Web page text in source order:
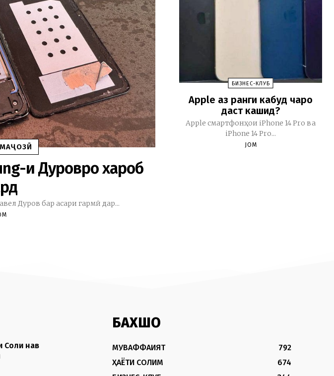
и Дуровро хароб
Дуров бар асари гармӣ дар...
БИЗНЕС-КЛУБ
Apple аз ранги кабуд чаро
даст кашид?
Apple смартфонҳои iPhone 14 Pro ва
iPhone 14 Pro...
JOM
Соли нав
БАХШҲО
МУВАФФАҚИЯТ
792
ҲАЁТИ СОЛИМ
674